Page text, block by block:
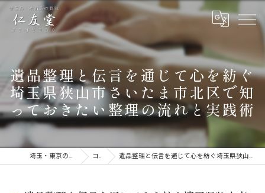
遺品整理と伝言を通じて心を紡ぐ
埼玉県狭山市さいたま市北区で知
っておきたい整理の流れと実践術
埼玉・東京の遺品整理なら仁友堂 コラム 遺品整理と伝言を通じて心を紡ぐ埼玉県狭山市さいたま市北区で知っておきたい整理の流れと実践術